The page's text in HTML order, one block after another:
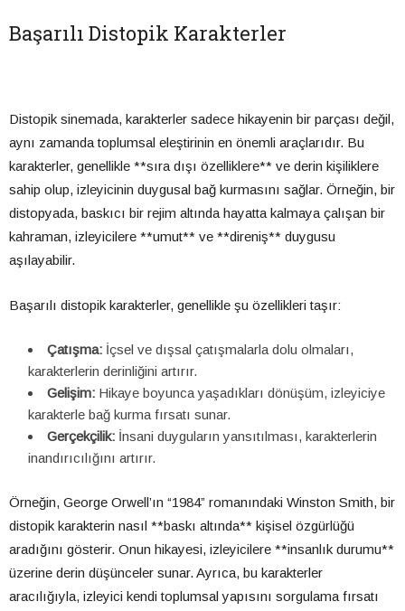
Başarılı Distopik Karakterler
Distopik sinemada, karakterler sadece hikayenin bir parçası değil,
aynı zamanda toplumsal eleştirinin en önemli araçlarıdır. Bu
karakterler, genellikle **sıra dışı özelliklere** ve derin kişiliklere
sahip olup, izleyicinin duygusal bağ kurmasını sağlar. Örneğin, bir
distopyada, baskıcı bir rejim altında hayatta kalmaya çalışan bir
kahraman, izleyicilere **umut** ve **direniş** duygusu
aşılayabilir.
Başarılı distopik karakterler, genellikle şu özellikleri taşır:
Çatışma: İçsel ve dışsal çatışmalarla dolu olmaları,
karakterlerin derinliğini artırır.
Gelişim: Hikaye boyunca yaşadıkları dönüşüm, izleyiciye
karakterle bağ kurma fırsatı sunar.
Gerçekçilik: İnsani duyguların yansıtılması, karakterlerin
inandırıcılığını artırır.
Örneğin, George Orwell’ın “1984” romanındaki Winston Smith, bir
distopik karakterin nasıl **baskı altında** kişisel özgürlüğü
aradığını gösterir. Onun hikayesi, izleyicilere **insanlık durumu**
üzerine derin düşünceler sunar. Ayrıca, bu karakterler
aracılığıyla, izleyici kendi toplumsal yapısını sorgulama fırsatı